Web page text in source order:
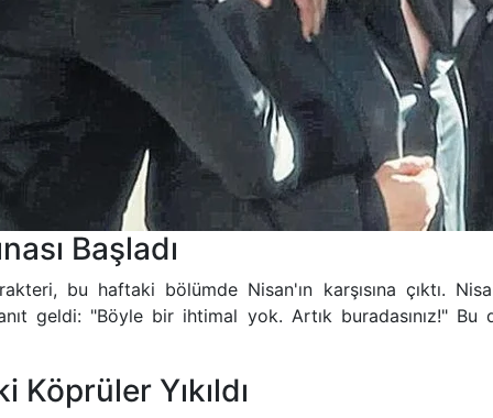
Başladı
bu haftaki bölümde Nisan'ın karşısına çıktı.
geldi: "Böyle bir ihtimal yok. Artık buradasınız!"
Yıkıldı